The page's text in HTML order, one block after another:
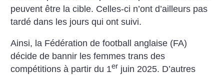
peuvent être la cible. Celles-ci n’ont d’ailleurs pas
tardé dans les jours qui ont suivi.
Ainsi, la Fédération de football anglaise (FA)
décide de bannir les femmes trans des
compétitions à partir du 1er juin 2025. D’autres